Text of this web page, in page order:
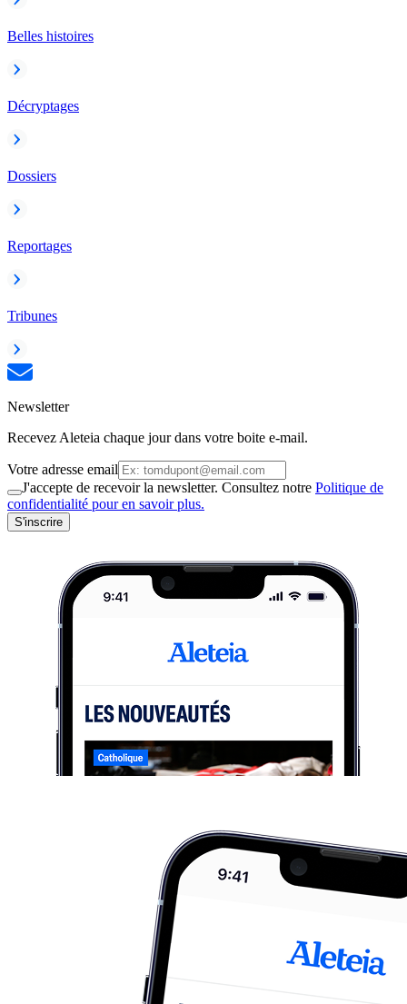
Belles histoires
Décryptages
Dossiers
Reportages
Tribunes
Newsletter
Recevez Aleteia chaque jour dans votre boite e-mail.
Votre adresse email
J'accepte de recevoir la newsletter. Consultez notre Politique de
confidentialité pour en savoir plus.
S'inscrire